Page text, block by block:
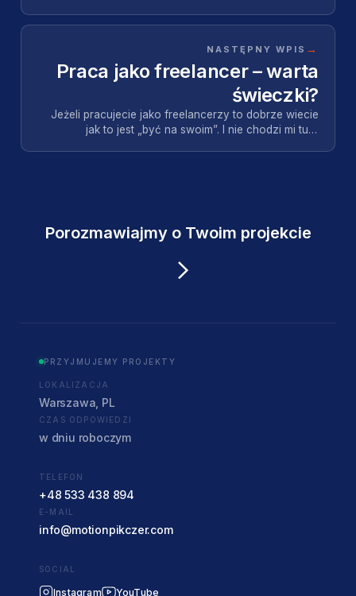
Ł…
NASTĘPNY WPIS →
Praca jako freelancer – warta
świeczki?
Jeżeli pracujecie jako freelancerzy to dobrze wiecie
jak to jest „być na swoim”. I nie chodzi mi tu o
Porozmawiajmy o Twoim projekcie
PRZYJMUJEMY PROJEKTY
LOKALIZACJA
Warszawa, PL
CZAS ODPOWIEDZI
w dniu roboczym
TELEFON
+48 533 438 894
E-MAIL
info@motionpikczer.com
SOCIAL
Instagram YouTube